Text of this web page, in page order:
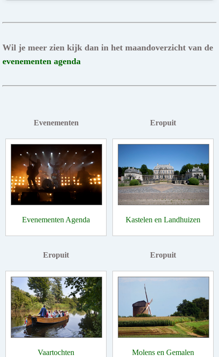
Wil je meer zien kijk dan in het maandoverzicht van de
evenementen agenda
Evenementen
Evenementen Agenda
Eropuit
Kastelen en Landhuizen
Eropuit
Vaartochten
Eropuit
Molens en Gemalen